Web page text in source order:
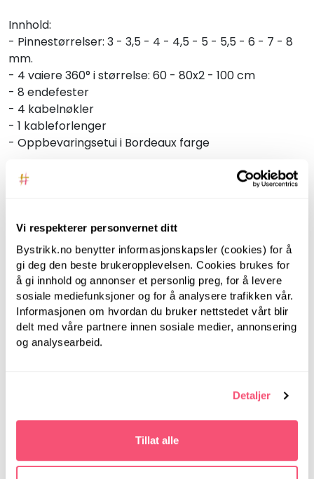
Vi respekterer personvernet ditt
Bystrikk.no benytter informasjonskapsler (cookies) for å
gi deg den beste brukeropplevelsen. Cookies brukes for
å gi innhold og annonser et personlig preg, for å levere
sosiale mediefunksjoner og for å analysere trafikken vår.
Informasjonen om hvordan du bruker nettstedet vårt blir
delt med våre partnere innen sosiale medier, annonsering
og analysearbeid.
Detaljer
Tillat alle
Innhold:
- Pinnestørrelser: 3 - 3,5 - 4 - 4,5 - 5 - 5,5 - 6 - 7 - 8
mm.
- 4 vaiere 360° i størrelse: 60 - 80x2 - 100 cm
- 8 endefester
- 4 kabelnøkler
- 1 kableforlenger
- Oppbevaringsetui i Bordeaux farge
ANBEFALT FOR DEG
Gretesokker Nolagenser